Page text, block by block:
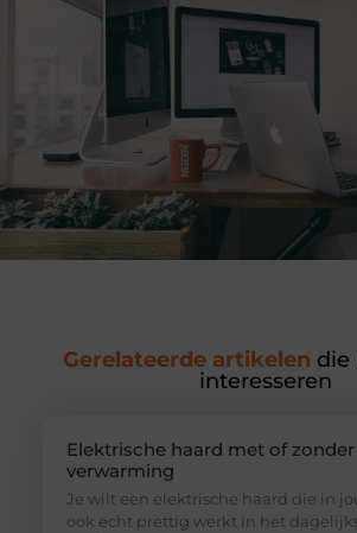
Gerelateerde artikelen die
interesseren
Elektrische haard met of zonder
verwarming
Je wilt een elektrische haard die in
ook echt prettig werkt in het